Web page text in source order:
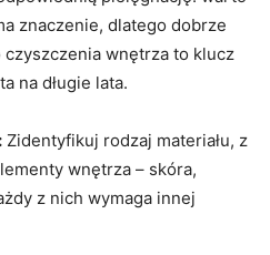
znaczenie, dlatego dobrze
wnętrza to klucz
na długie lata.
Zidentyfikuj rodzaj materiału, z
wnętrza – skóra,
z nich wymaga innej